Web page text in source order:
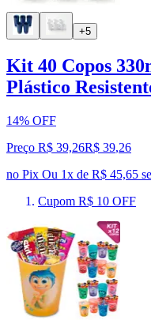
+5
Kit 40 Copos
Plástico
14% OFF
Preço R$ 39,26R$ 39,26
no Pix Ou 1x de R$ 45,65
Cupom R$ 10 OFF